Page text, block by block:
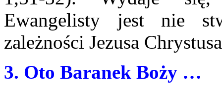
Ewangelisty jest nie
zależności Jezusa
3. Oto Baranek Boży …